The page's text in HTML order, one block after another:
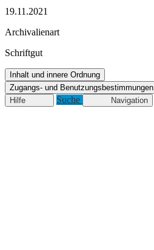
19.11.2021
Archivalienart
Schriftgut
Inhalt und innere Ordnung
Zugangs- und Benutzungsbestimmungen
Hilfe
Suche Navigation